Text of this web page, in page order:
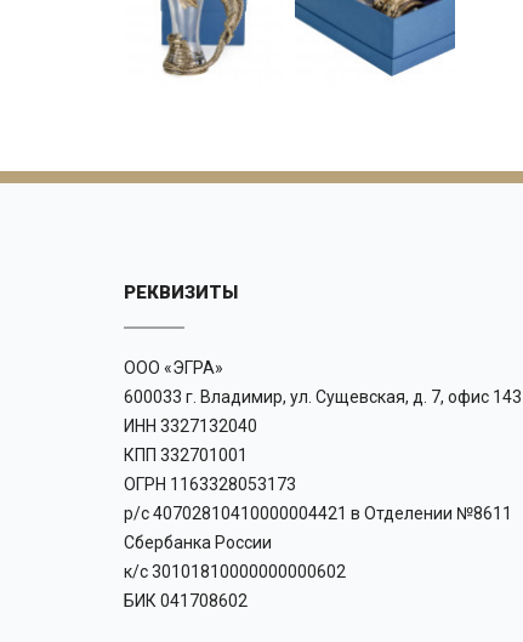
РЕКВИЗИТЫ
ООО «ЭГРА»
600033 г. Владимир, ул. Сущевская, д. 7, офис 143
ИНН 3327132040
КПП 332701001
ОГРН 1163328053173
р/с 40702810410000004421 в Отделении №8611
Сбербанка России
к/с 30101810000000000602
БИК 041708602